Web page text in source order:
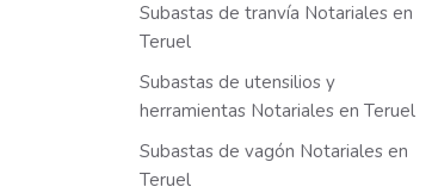
Subastas de tranvía Notariales en
Teruel
Subastas de utensilios y
herramientas Notariales en Teruel
Subastas de vagón Notariales en
Teruel